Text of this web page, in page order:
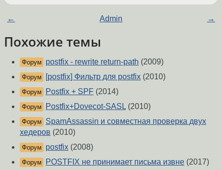
← Admin →
Похожие темы
Форум postfix - rewrite return-path (2009)
Форум [postfix] Фильтр для postfix (2010)
Форум Postfix + SPF (2014)
Форум Postfix+Dovecot-SASL (2010)
Форум
SpamAssassin и совместная проверка двух
хедеров (2010)
Форум postfix (2008)
Форум POSTFIX не принимает письма извне (2017)